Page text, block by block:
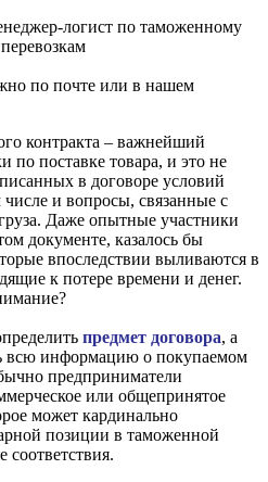
логист по таможенному
по почте или в нашем
контракта – важнейший
по поставке товара, и это не
в договоре условий
и вопросы, связанные с
Даже опытные участники
документе, казалось бы
впоследствии выливаются в
к потере времени и денег.
предмет договора, а
всю информацию о покупаемом
предприниматели
или общепринятое
может кардинально
позиции в таможенной
соответствия.